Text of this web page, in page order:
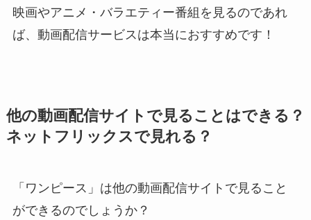
映画やアニメ・バラエティー番組を見るのであれ
ば、動画配信サービスは本当におすすめです！
他の動画配信サイトで見ることはできる？
ネットフリックスで見れる？
「ワンピース」は他の動画配信サイトで見ること
ができるのでしょうか？